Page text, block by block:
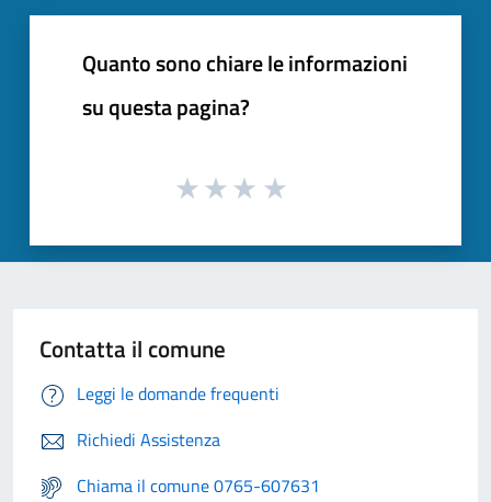
Quanto sono chiare le informazioni
su questa pagina?
Contatta il comune
Leggi le domande frequenti
Richiedi Assistenza
Chiama il comune 0765-607631